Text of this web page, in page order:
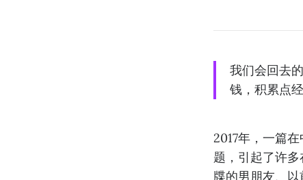
我们会回去
钱，积累点
2017年，一篇
题，引起了许
牒的男朋友、